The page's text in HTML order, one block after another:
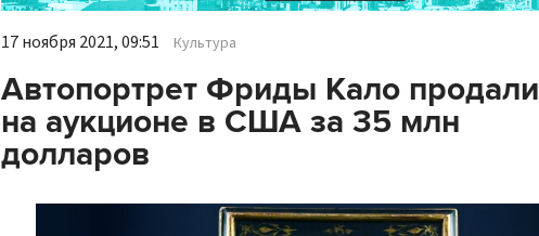
17 ноября 2021, 09:51 Культура
Автопортрет Фриды Кало продали
на аукционе в США за 35 млн
долларов